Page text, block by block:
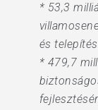
* 53,3
és
* 479,7